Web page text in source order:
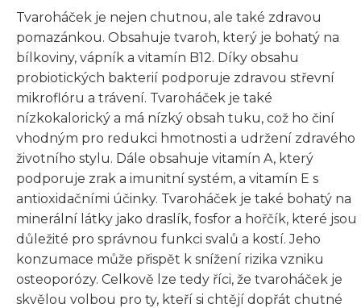
Tvaroháček je nejen chutnou, ale také zdravou
pomazánkou. Obsahuje tvaroh, který je bohatý na
bílkoviny, vápník a vitamín B12. Díky obsahu
probiotických bakterií podporuje zdravou střevní
mikroflóru a trávení. Tvaroháček je také
nízkokalorický a má nízký obsah tuku, což ho činí
vhodným pro redukci hmotnosti a udržení zdravého
životního stylu. Dále obsahuje vitamín A, který
podporuje zrak a imunitní systém, a vitamín E s
antioxidačními účinky. Tvaroháček je také bohatý na
minerální látky jako draslík, fosfor a hořčík, které jsou
důležité pro správnou funkci svalů a kostí. Jeho
konzumace může přispět k snížení rizika vzniku
osteoporózy. Celkově lze tedy říci, že tvaroháček je
skvělou volbou pro ty, kteří si chtějí dopřát chutné